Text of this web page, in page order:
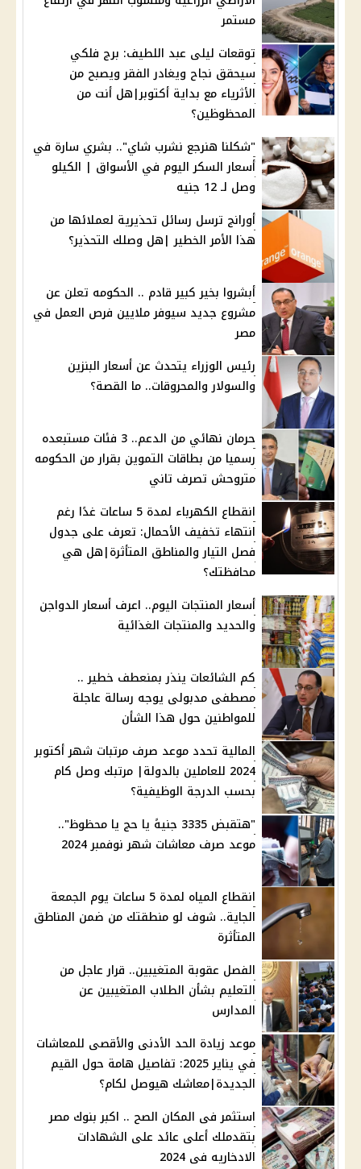
مستمر
توقعات ليلى عبد اللطيف: برج فلكي
سيحقق نجاح ويغادر الفقر ويصبح من
الأثرياء مع بداية أكتوبر|هل أنت من
المحظوظين؟
"شكلنا هنرجع نشرب شاي".. بشري سارة في
أسعار السكر اليوم في الأسواق | الكيلو
وصل لـ 12 جنيه
أورانج ترسل رسائل تحذيرية لعملائها من
هذا الأمر الخطير |هل وصلك التحذير؟
أبشروا بخير كبير قادم .. الحكومه تعلن عن
مشروع جديد سيوفر ملايين فرص العمل في
مصر
رئيس الوزراء يتحدث عن أسعار البنزين
والسولار والمحروقات.. ما القصة؟
حرمان نهائي من الدعم.. 3 فئات مستبعده
رسميا من بطاقات التموين بقرار من الحكومه
متروحش تصرف تاني
انقطاع الكهرباء لمدة 5 ساعات غدًا رغم
انتهاء تخفيف الأحمال: تعرف على جدول
فصل التيار والمناطق المتأثرة|هل هي
محافظتك؟
أسعار المنتجات اليوم.. اعرف أسعار الدواجن
والحديد والمنتجات الغذائية
كم الشائعات ينذر بمنعطف خطير ..
مصطفى مدبولى يوجه رسالة عاجلة
للمواطنين حول هذا الشأن
المالية تحدد موعد صرف مرتبات شهر أكتوبر
2024 للعاملين بالدولة| مرتبك وصل كام
بحسب الدرجة الوظيفية؟
"هتقبض 3335 جنيهً يا حج يا محظوظ"..
موعد صرف معاشات شهر نوفمبر 2024
انقطاع المياه لمدة 5 ساعات يوم الجمعة
الجاية.. شوف لو منطقتك من ضمن المناطق
المتأثرة
الفصل عقوبة المتغيبين.. قرار عاجل من
التعليم بشأن الطلاب المتغيبين عن
المدارس
موعد زيادة الحد الأدنى والأقصى للمعاشات
في يناير 2025: تفاصيل هامة حول القيم
الجديدة|معاشك هيوصل لكام؟
استثمر فى المكان الصح .. اكبر بنوك مصر
بتقدملك أعلى عائد على الشهادات
الادخاريه فى 2024